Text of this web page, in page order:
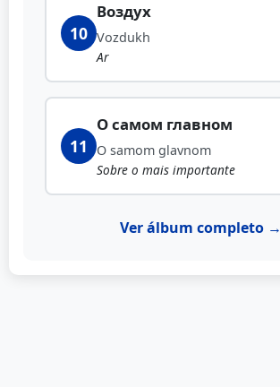
10
Воздух
Vozdukh
Ar
11
О самом главном
O samom glavnom
Sobre o mais importante
Ver álbum completo →